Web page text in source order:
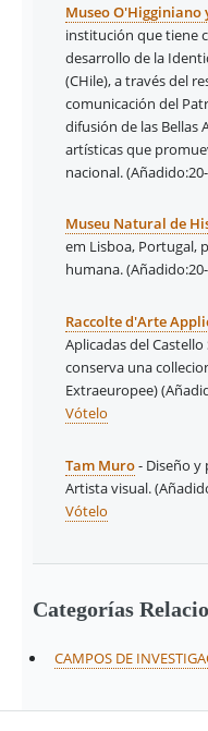
Museo O'Higginiano
institución que tiene
desarrollo de la
(CHile), a través del
comunicación del
difusión de las Bellas
artísticas que
nacional.
Museu Natural de
em Lisboa, Portugal,
humana.
Raccolte d'Arte
Aplicadas del
conserva una
Extraeuropee)
Vótelo
Tam Muro- Diseño y
Artista visual.
Vótelo
Categorías
CAMPOS DE